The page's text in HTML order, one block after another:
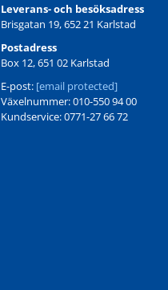
Leverans- och besöksadress
Brisgatan 19, 652 21 Karlstad
Postadress
Box 12, 651 02 Karlstad
E-post: [email protected]
Växelnummer: 010-550 94 00
Kundservice: 0771-27 66 72